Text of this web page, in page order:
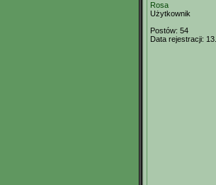
Rosa
Użytkownik
Postów: 54
Data rejestracji: